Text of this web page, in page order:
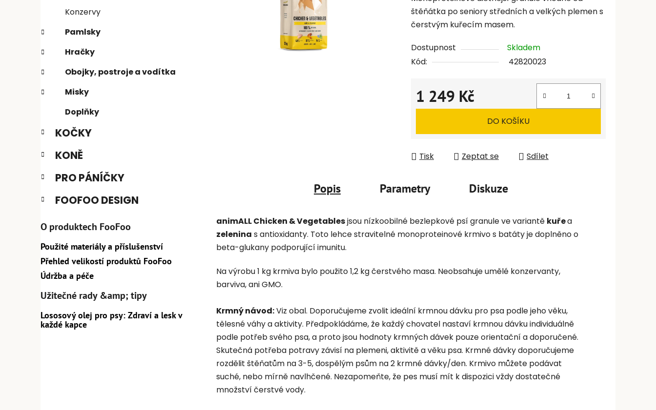
í
p
a
e
l
Konzervy
Pamlsky
Hračky
Obojky, postroje a vodítka
Misky
Doplňky
KOČKY
KONĚ
PRO PÁNÍČKY
FOOFOO DESIGN
O produktech FooFoo
Použité materiály a příslušenství
Přehled velikostí produktů FooFoo
Údržba a péče
Užitečné rady &amp; tipy
Lososový olej pro psy: Zdraví a lesk v
každé kapce
štěňátka po seniory středních a velkých plemen s
čerstvým kuřecím masem.
Dostupnost
Skladem
Kód:
42820023
1 249 Kč
Měrná cena:
DO KOŠÍKU
Tisk Zeptat se Sdílet
Popis Parametry Diskuze
animALL Chicken & Vegetablesjsou nízkoobilné bezlepkové psí granule ve variantě kuřea
zelenina s antioxidanty. Toto lehce stravitelné monoproteinové krmivo s batáty je doplněno o
beta-glukany podporující imunitu.
Na výrobu 1 kg krmiva bylo použito 1,2 kg čerstvého masa. Neobsahuje umělé konzervanty,
barviva, ani GMO.
Krmný návod:Viz obal. Doporučujeme zvolit ideální krmnou dávku pro psa podle jeho věku,
tělesné váhy a aktivity. Předpokládáme, že každý chovatel nastaví krmnou dávku individuálně
podle potřeb svého psa, a proto jsou hodnoty krmných dávek pouze orientační a doporučené.
Skutečná potřeba potravy závisí na plemeni, aktivitě a věku psa. Krmné dávky doporučujeme
rozdělit štěňatům na 3-5, dospělým psům na 2 krmné dávky/den. Krmivo můžete podávat
suché, nebo mírně navlhčené. Nezapomeňte, že pes musí mít k dispozici vždy dostatečné
množství čerstvé vody.